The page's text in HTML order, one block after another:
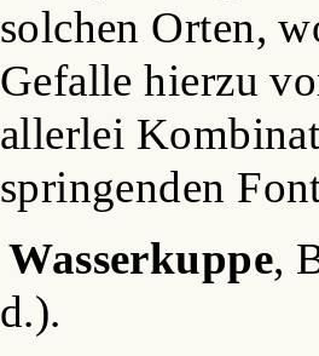
solchen Orten,
Gefalle hierzu
allerlei
springenden
Wasserkuppe,
d.).